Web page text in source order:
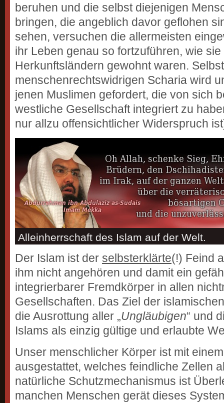
beruhen und die selbst diejenigen
bringen, die angeblich davor geflohen
sehen, versuchen die allermeisten
ihr Leben genau so fortzuführen, wie
Herkunftsländern gewohnt waren.
menschenrechtswidrigen Scharia wird
jenen Muslimen gefordert, die von sich
westliche Gesellschaft integriert zu
nur allzu offensichtlicher Widerspruch
Alleinherrschaft des Islam auf der Welt.
Der Islam ist der selbsterklärte(!) Feind
ihm nicht angehören und damit ein
integrierbarer Fremdkörper in allen
Gesellschaften. Das Ziel der
die Ausrottung aller „Ungläubigen“ und
Islams als einzig gültige und erlaubte
Unser menschlicher Körper ist mit
ausgestattet, welches feindliche Zellen
natürliche Schutzmechanismus ist
manchen Menschen gerät dieses